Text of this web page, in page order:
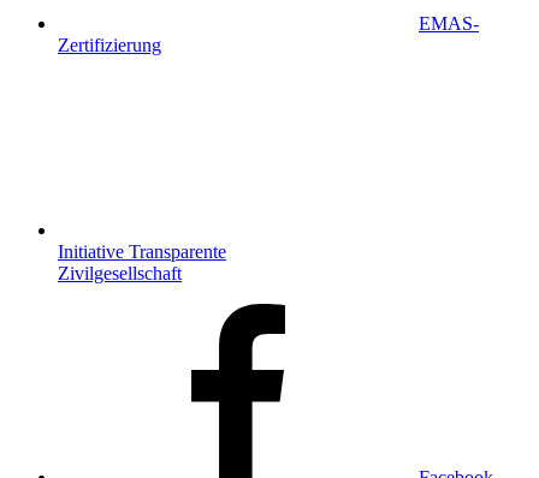
EMAS-
Zertifizierung
Initiative Transparente
Zivilgesellschaft